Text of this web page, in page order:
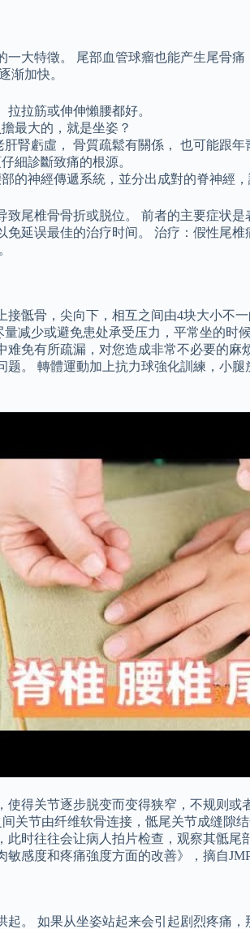
大特徵。 尾部血管球瘤也能产生尾骨
渐加快。
拉筋或伸伸懶腰都好。
最大的，就是坐姿？
腎虧虛， 骨質疏鬆有關係， 也可能跟
細診斷致痛的根源。
的神經傳遞系統，並分出成對的脊神經
尾椎骨骨折或脱位。 前者的主要症状
延误最佳的治疗时间。 治疗：假性尾
骶骨，尖向下，相互之间由4块大小
减少或避免患处承受压力，平常坐的
免有所疏漏，对您造成非常不必要的
。 轉體運動加上抗力球強化訓練，小
得关节逐步脱变而变得狭窄，不规则
关节由纤维软骨连接，骶尾关节成缝
时往往会让病人拍片检查，观察其骶
感度和疼痛強度方面的改善》，摘自
。 如果从坐姿站起来会引起剧烈疼痛